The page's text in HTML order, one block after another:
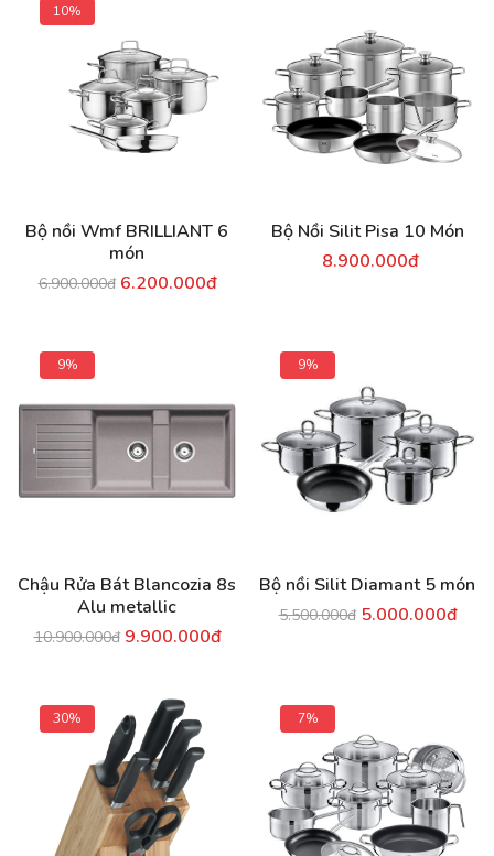
10%
Bộ nồi Wmf BRILLIANT 6
món
6.900.000đ 6.200.000đ
Bộ Nồi Silit Pisa 10 Món
8.900.000đ
9%
Chậu Rửa Bát Blancozia 8s
Alu metallic
10.900.000đ 9.900.000đ
9%
Bộ nồi Silit Diamant 5 món
5.500.000đ 5.000.000đ
30% 7%